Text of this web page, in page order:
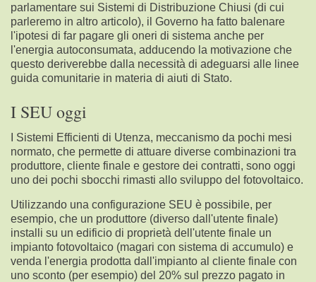
parlamentare sui Sistemi di Distribuzione Chiusi (di cui
parleremo in altro articolo), il Governo ha fatto balenare
l'ipotesi di far pagare gli oneri di sistema anche per
l'energia autoconsumata, adducendo la motivazione che
questo deriverebbe dalla necessità di adeguarsi al le linee
guida comunitarie in materia di aiuti di Stato.
I SEU oggi
I Sistemi Efficienti di Utenza, meccanismo da pochi mesi
normato, che permette di attuare diverse combinazioni tra
produttore, cliente finale e gestore dei contratti, sono oggi
uno dei pochi sbocchi rimasti allo sviluppo del fotovoltaico.
Utilizzando una configurazione SEU è possibile, per
esempio, che un produttore (diverso dall'utente finale)
installi su un edificio di proprietà dell'utente finale un
impianto fotovoltaico (magari con sistema di accumulo) e
venda l'energia prodotta dall'impianto al cliente finale con
uno sconto (per esempio) del 20% sul prezzo pagato in